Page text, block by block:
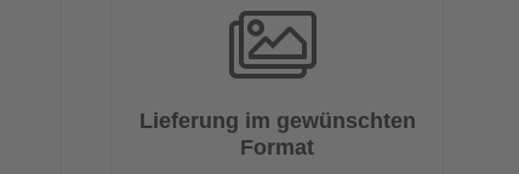
Lieferung im gewünschten
Format